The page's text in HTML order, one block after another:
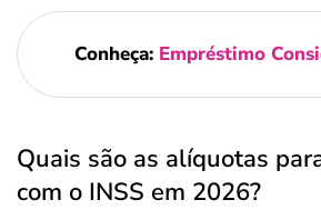
Conheça: Empréstimo
Quais são as alíquotas
com o INSS em 2026?